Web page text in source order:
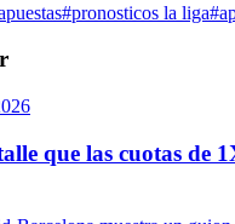
#pronosticos la liga#
que las cuotas de